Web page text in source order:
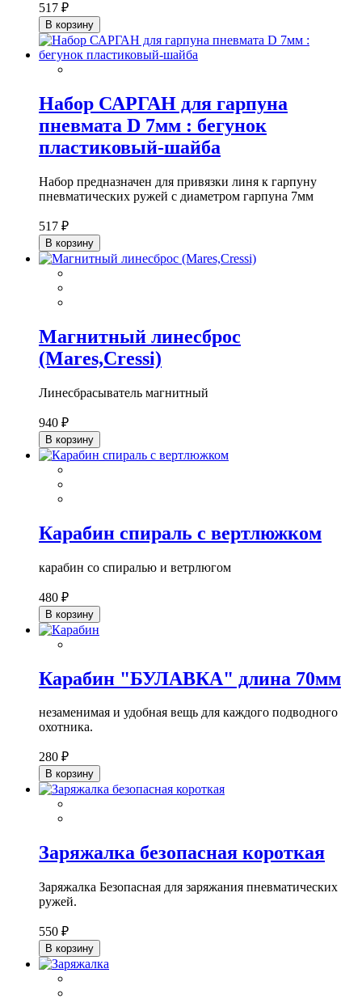
517 ₽
В корзину
Набор САРГАН для гарпуна
пневмата D 7мм : бегунок
пластиковый-шайба
Набор предназначен для привязки линя к гарпуну
пневматических ружей с диаметром гарпуна 7мм
517 ₽
В корзину
Магнитный линесброс
(Mares,Cressi)
Линесбрасыватель магнитный
940 ₽
В корзину
Карабин спираль с вертлюжком
карабин со спиралью и ветрлюгом
480 ₽
В корзину
Карабин "БУЛАВКА" длина 70мм
незаменимая и удобная вещь для каждого подводного
охотника.
280 ₽
В корзину
Заряжалка безопасная короткая
Заряжалка Безопасная для заряжания пневматических
ружей.
550 ₽
В корзину